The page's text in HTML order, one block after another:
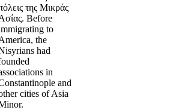
της Μικράς
Before
to
the
had
in
and
cities of Asia